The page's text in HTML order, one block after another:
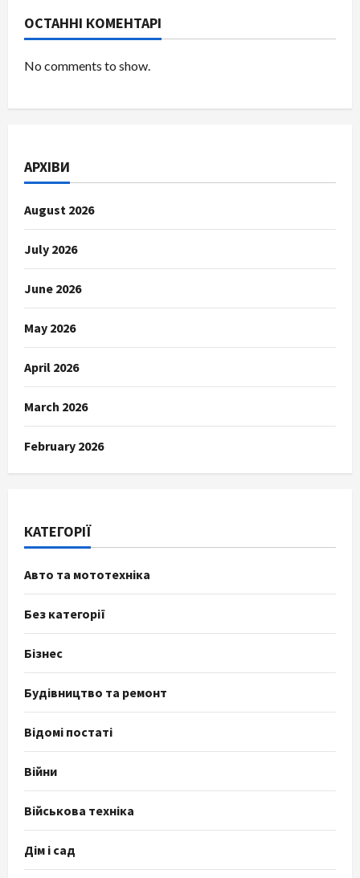
ОСТАННІ КОМЕНТАРІ
No comments to show.
АРХІВИ
August 2026
July 2026
June 2026
May 2026
April 2026
March 2026
February 2026
КАТЕГОРІЇ
Авто та мототехніка
Без категорії
Бізнес
Будівництво та ремонт
Відомі постаті
Війни
Військова техніка
Дім і сад